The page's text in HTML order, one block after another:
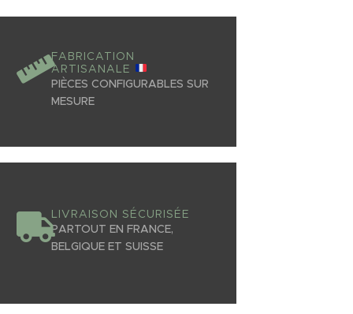
FABRICATION
ARTISANALE
PIÈCES CONFIGURABLES SUR
MESURE
LIVRAISON SÉCURISÉE
PARTOUT EN FRANCE,
BELGIQUE ET SUISSE